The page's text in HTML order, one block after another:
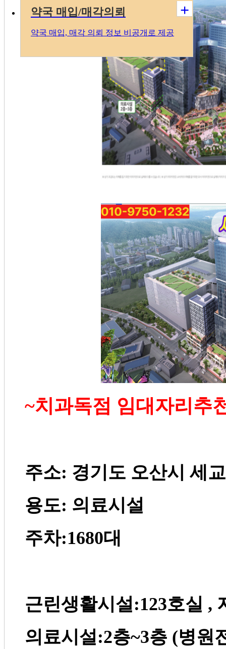
약국 매입/매각의뢰
약국 매입, 매각 의뢰 정보 비공개로 제공
+
~치과독점 임대자리추
주소: 경기도 오산시 세교
용도: 의료시설
주차:1680대
근린생활시설:123호실 ,
의료시설:2층~3층 (병원